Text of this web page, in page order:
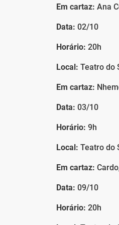
Em cartaz: Ana
Data: 02/10
Horário: 20h
Local: Teatro do
Em cartaz:
Data: 03/10
Horário: 9h
Local: Teatro do
Em cartaz:
Data: 09/10
Horário: 20h